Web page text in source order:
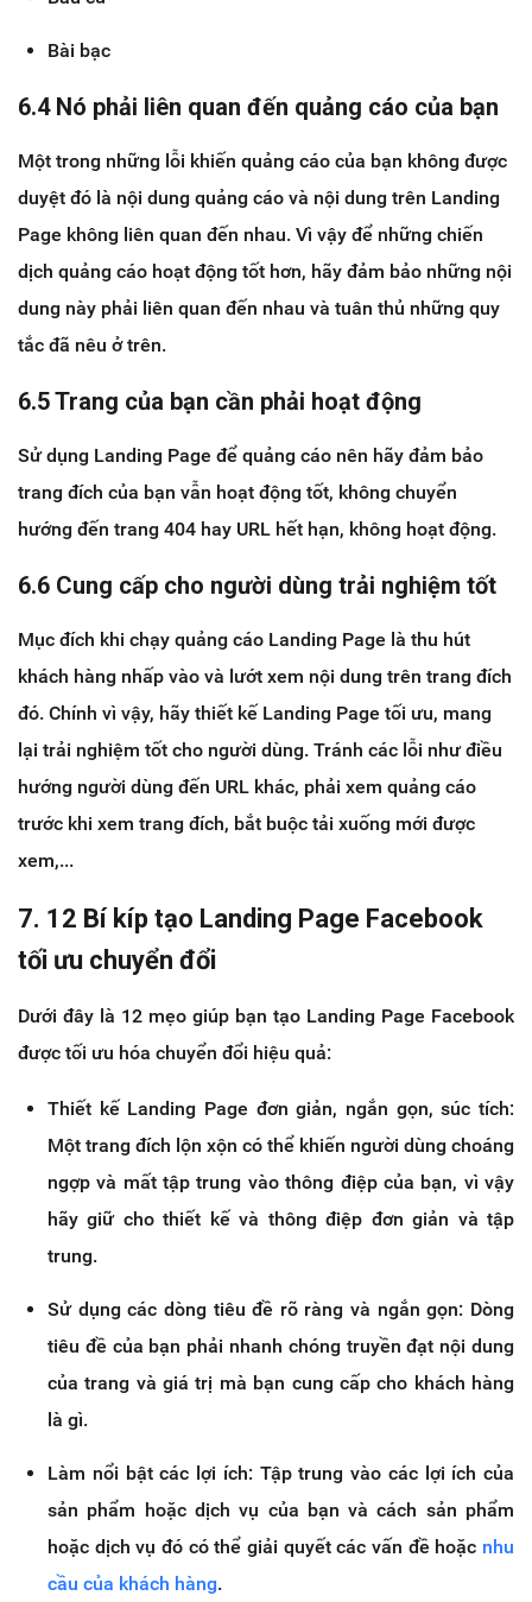
Bài bạc
6.4 Nó phải liên quan đến quảng cáo của bạn
Một trong những lỗi khiến quảng cáo của bạn không được
duyệt đó là nội dung quảng cáo và nội dung trên Landing
Page không liên quan đến nhau. Vì vậy để những chiến
dịch quảng cáo hoạt động tốt hơn, hãy đảm bảo những nội
dung này phải liên quan đến nhau và tuân thủ những quy
tắc đã nêu ở trên.
6.5 Trang của bạn cần phải hoạt động
Sử dụng Landing Page để quảng cáo nên hãy đảm bảo
trang đích của bạn vẫn hoạt động tốt, không chuyển
hướng đến trang 404 hay URL hết hạn, không hoạt động.
6.6 Cung cấp cho người dùng trải nghiệm tốt
Mục đích khi chạy quảng cáo Landing Page là thu hút
khách hàng nhấp vào và lướt xem nội dung trên trang đích
đó. Chính vì vậy, hãy thiết kế Landing Page tối ưu, mang
lại trải nghiệm tốt cho người dùng. Tránh các lỗi như điều
hướng người dùng đến URL khác, phải xem quảng cáo
trước khi xem trang đích, bắt buộc tải xuống mới được
xem,...
7. 12 Bí kíp tạo Landing Page Facebook
tối ưu chuyển đổi
Dưới đây là 12 mẹo giúp bạn tạo Landing Page Facebook
được tối ưu hóa chuyển đổi hiệu quả:
Thiết kế Landing Page đơn giản, ngắn gọn, súc tích:
Một trang đích lộn xộn có thể khiến người dùng choáng
ngợp và mất tập trung vào thông điệp của bạn, vì vậy
hãy giữ cho thiết kế và thông điệp đơn giản và tập
trung.
Sử dụng các dòng tiêu đề rõ ràng và ngắn gọn: Dòng
tiêu đề của bạn phải nhanh chóng truyền đạt nội dung
của trang và giá trị mà bạn cung cấp cho khách hàng
là gì.
Làm nổi bật các lợi ích: Tập trung vào các lợi ích của
sản phẩm hoặc dịch vụ của bạn và cách sản phẩm
hoặc dịch vụ đó có thể giải quyết các vấn đề hoặc nhu
cầu của khách hàng.